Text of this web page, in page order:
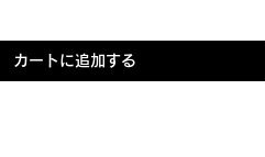
カートに追加する